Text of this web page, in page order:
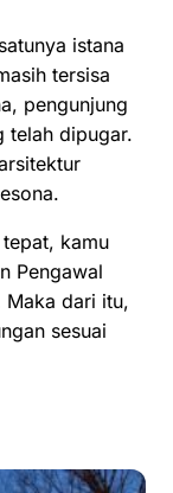
istana
tersisa
pengunjung
telah dipugar.
kamu
Pengawal
Maka dari itu,
sesuai